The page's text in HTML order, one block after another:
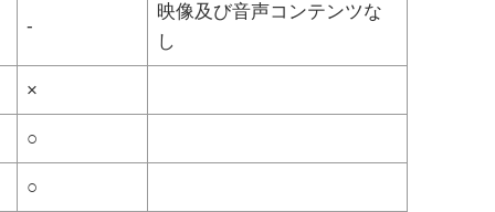
-
映像及び音声コンテンツな
し
×
○
○